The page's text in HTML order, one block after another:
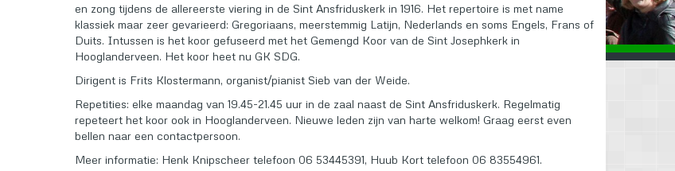
en zong tijdens de allereerste viering in de Sint Ansfriduskerk in 1916. Het repertoire is met name
klassiek maar zeer gevarieerd: Gregoriaans, meerstemmig Latijn, Nederlands en soms Engels, Frans of
Duits. Intussen is het koor gefuseerd met het Gemengd Koor van de Sint Josephkerk in
Hooglanderveen. Het koor heet nu GK SDG.
Dirigent is Frits Klostermann, organist/pianist Sieb van der Weide.
Repetities: elke maandag van 19.45-21.45 uur in de zaal naast de Sint Ansfriduskerk. Regelmatig
repeteert het koor ook in Hooglanderveen. Nieuwe leden zijn van harte welkom! Graag eerst even
bellen naar een contactpersoon.
Meer informatie: Henk Knipscheer telefoon 06 53445391, Huub Kort telefoon 06 83554961.